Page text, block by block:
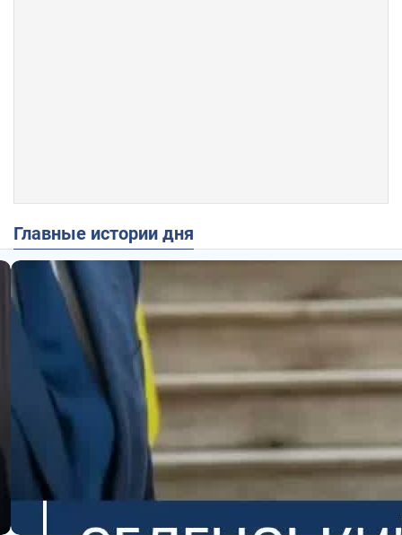
Главные истории дня